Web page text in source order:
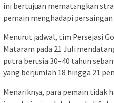
ini bertujuan mematangkan
pemain menghadapi
Menurut jadwal, tim Persejasi
Mataram pada 21 Juli
putra berusia 30–40 tahun
yang berjumlah 18 hingga 21
Menariknya, para pemain tidak